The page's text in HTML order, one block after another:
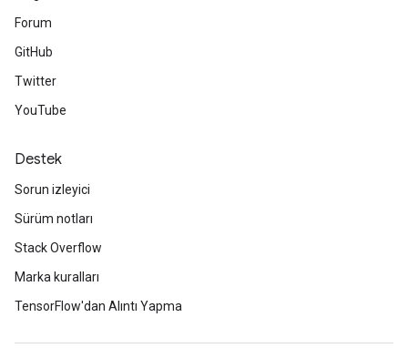
Forum
GitHub
Twitter
YouTube
Destek
Sorun izleyici
Sürüm notları
Stack Overflow
Marka kuralları
TensorFlow'dan Alıntı Yapma